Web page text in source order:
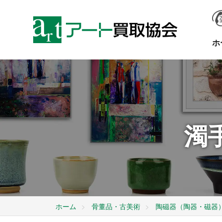
ホ
濁
ホーム 骨董品・古美術 陶磁器（陶器・磁器